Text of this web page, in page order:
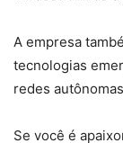
A empresa
tecnologias
redes
Se você é